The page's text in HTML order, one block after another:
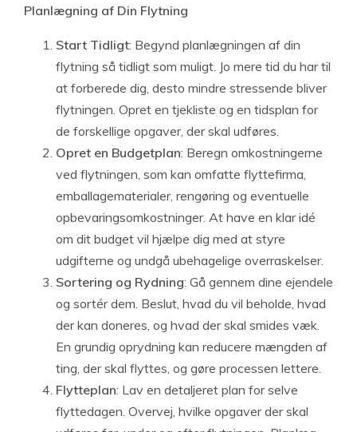
Planlægning af Din Flytning
Start Tidligt: Begynd planlægningen af din
flytning så tidligt som muligt. Jo mere tid du har til
at forberede dig, desto mindre stressende bliver
flytningen. Opret en tjekliste og en tidsplan for
de forskellige opgaver, der skal udføres.
Opret en Budgetplan: Beregn omkostningerne
ved flytningen, som kan omfatte flyttefirma,
emballagematerialer, rengøring og eventuelle
opbevaringsomkostninger. At have en klar idé
om dit budget vil hjælpe dig med at styre
udgifterne og undgå ubehagelige overraskelser.
Sortering og Rydning: Gå gennem dine ejendele
og sortér dem. Beslut, hvad du vil beholde, hvad
der kan doneres, og hvad der skal smides væk.
En grundig oprydning kan reducere mængden af
ting, der skal flyttes, og gøre processen lettere.
Flytteplan: Lav en detaljeret plan for selve
flyttedagen. Overvej, hvilke opgaver der skal